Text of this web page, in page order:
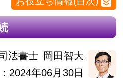
法書士 岡田智大
2024年06月30日